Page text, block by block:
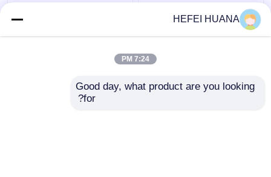
rG ((iBu)
3'-O-DMTr-2'-O-Me-rG
HEFEI HUANA
7:24 PM
Good day, what product are you looking
for?